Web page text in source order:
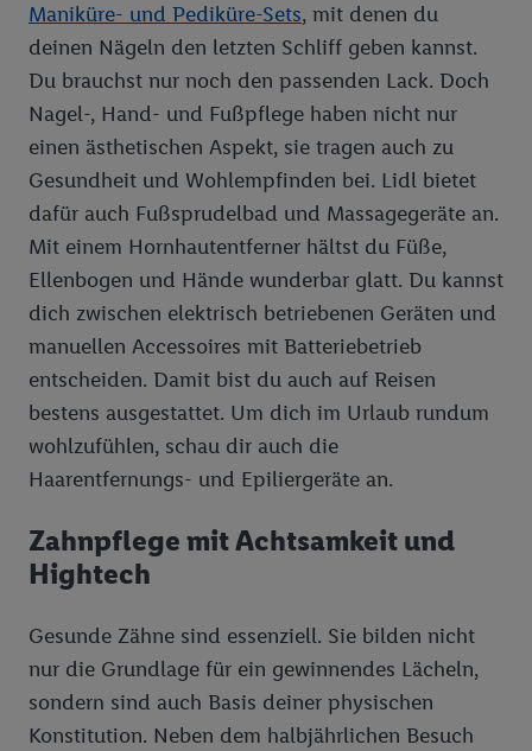
Maniküre- und Pediküre-Sets, mit denen du
deinen Nägeln den letzten Schliff geben kannst.
Du brauchst nur noch den passenden Lack. Doch
Nagel-, Hand- und Fußpflege haben nicht nur
einen ästhetischen Aspekt, sie tragen auch zu
Gesundheit und Wohlempfinden bei. Lidl bietet
dafür auch Fußsprudelbad und Massagegeräte an.
Mit einem Hornhautentferner hältst du Füße,
Ellenbogen und Hände wunderbar glatt. Du kannst
dich zwischen elektrisch betriebenen Geräten und
manuellen Accessoires mit Batteriebetrieb
entscheiden. Damit bist du auch auf Reisen
bestens ausgestattet. Um dich im Urlaub rundum
wohlzufühlen, schau dir auch die
Haarentfernungs- und Epiliergeräte an.
Zahnpflege mit Achtsamkeit und
Hightech
Gesunde Zähne sind essenziell. Sie bilden nicht
nur die Grundlage für ein gewinnendes Lächeln,
sondern sind auch Basis deiner physischen
Konstitution. Neben dem halbjährlichen Besuch